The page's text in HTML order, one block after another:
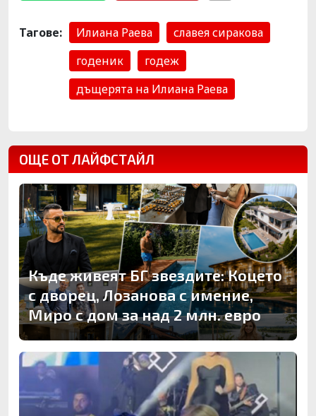
Тагове: Илиана Раева
славея сиракова
годеник
годеж
дъщерята на Илиана Раева
ОЩЕ ОТ ЛАЙФСТАЙЛ
Къде живеят БГ звездите: Коцето
с дворец, Лозанова с имение,
Миро с дом за над 2 млн. евро